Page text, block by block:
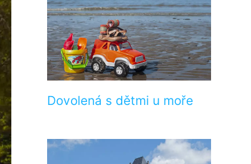
Dovolená s dětmi u moře